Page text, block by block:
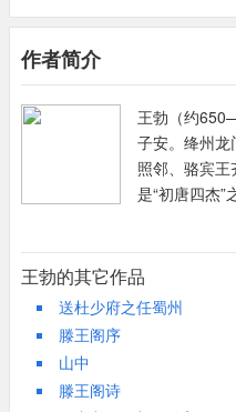
直看到长安。该诗运用夸张手
“与君离别意，同是宦游人”。
重别绪；其中真有无限凄恻。
深沉，对偶不求工整，疏散
规定，却有其独到的妙处。此
变化，不可端睨。
第五六两句，境界又从狭小转
内存知己，天涯若比邻。”远
就是天涯海角也如同近在邻居
友谊不受时间的限制和空间的
发的情感是乐观豁达的。这两
表达深厚情谊的不朽名句。
结尾两句：“无为在歧路，儿
“城阙辅三秦，风烟望五津。”
的去向。“城阙”，指京城长安
指长安附近。项羽破秦后，把
国，封秦朝的三个降将为王，称
城长安周围有三秦夹辅着。“
岷江从灌县到犍为这一段有白
津”。长安是诗人和杜少府分
历在目。杜少府离开这里，自
里迢迢，风烟渺渺，极目望去
一远两处景物的对照，衬托出
这位姓杜的朋友在京城得到县
上任，恐怕是一个很不得志的
怎么得意。当他们走出都城，
地会沟通在一起。“与君离别
间感情的共鸣写了出来。这两
作者简介
王勃（约
子安。绛州
照邻、骆宾王
是“初唐四杰”
王勃的其它作品
送杜少府之任蜀州
滕王阁序
山中
滕王阁诗